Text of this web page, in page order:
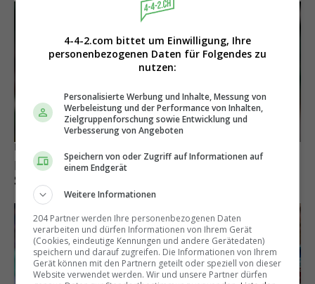
Magnin-Nachfolger?
Raphael Wicky als neuer Trainer bei einem
Super League-Klub im Gespräch
4-4-2.com bittet um Einwilligung, Ihre
personenbezogenen Daten für Folgendes zu
nutzen:
Personalisierte Werbung und Inhalte, Messung von
Werbeleistung und der Performance von Inhalten,
Zielgruppenforschung sowie Entwicklung und
Verbesserung von Angeboten
Speichern von oder Zugriff auf Informationen auf
einem Endgerät
Weitere Informationen
204 Partner werden Ihre personenbezogenen Daten
verarbeiten und dürfen Informationen von Ihrem Gerät
(Cookies, eindeutige Kennungen und andere Gerätedaten)
speichern und darauf zugreifen. Die Informationen von Ihrem
Gerät können mit den Partnern geteilt oder speziell von dieser
Website verwendet werden. Wir und unsere Partner dürfen